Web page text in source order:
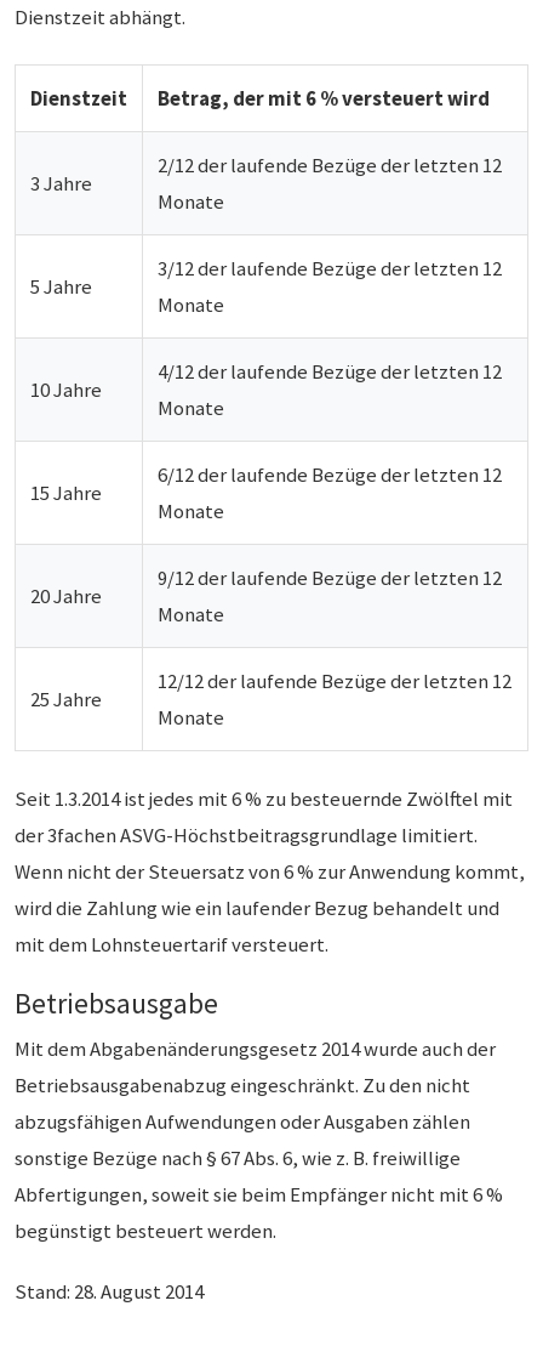
Dienstzeit abhängt.
Dienstzeit Betrag, der mit 6 % versteuert wird
3 Jahre
2/12 der laufende Bezüge der letzten 12
Monate
5 Jahre
3/12 der laufende Bezüge der letzten 12
Monate
10 Jahre
4/12 der laufende Bezüge der letzten 12
Monate
15 Jahre
6/12 der laufende Bezüge der letzten 12
Monate
20 Jahre
9/12 der laufende Bezüge der letzten 12
Monate
25 Jahre
12/12 der laufende Bezüge der letzten 12
Monate
Seit 1.3.2014 ist jedes mit 6 % zu besteuernde Zwölftel mit
der 3fachen ASVG-Höchstbeitragsgrundlage limitiert.
Wenn nicht der Steuersatz von 6 % zur Anwendung kommt,
wird die Zahlung wie ein laufender Bezug behandelt und
mit dem Lohnsteuertarif versteuert.
Betriebsausgabe
Mit dem Abgabenänderungsgesetz 2014 wurde auch der
Betriebsausgabenabzug eingeschränkt. Zu den nicht
abzugsfähigen Aufwendungen oder Ausgaben zählen
sonstige Bezüge nach § 67 Abs. 6, wie z. B. freiwillige
Abfertigungen, soweit sie beim Empfänger nicht mit 6 %
begünstigt besteuert werden.
Stand: 28. August 2014